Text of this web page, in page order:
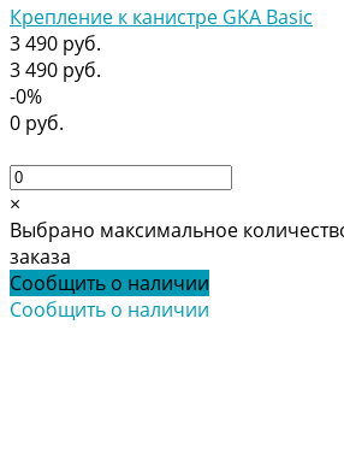
Крепление к канистре GKA Basic
3 490 руб.
3 490 руб.
-0%
0 руб.
×
Выбрано максимальное
заказа
Сообщить о наличии
Сообщить о наличии